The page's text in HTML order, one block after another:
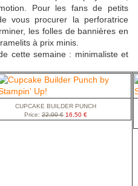
Pour les fans de petits
vous procurer la perforatrice
les folles de bannières en
à prix minis.
cette semaine : minimaliste et
CUPCAKE BUILDER PUNCH
Price: 22,00 € 16,50 €